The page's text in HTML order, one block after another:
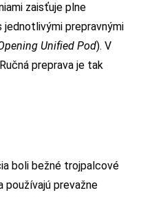
zaisťuje plne
prepravnými
Unified Pod). V
preprava je tak
boli bežné trojpalcové
používajú prevažne